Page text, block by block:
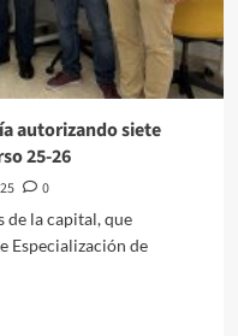
autorizando siete
25-26
0
de la capital, que
Especialización de